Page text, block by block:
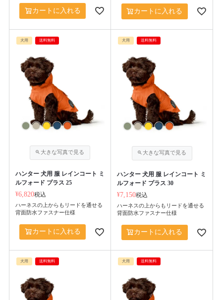
カートに入れる カートに入れる
犬用 送料無料
ハンター 犬用 服 レインコート ミ
ルフォード プラス 25
¥6,820税込
ハーネスの上からもリードを通せる
背面防水ファスナー仕様
カートに入れる
犬用 送料無料
ハンター 犬用 服 レインコート ミ
ルフォード プラス 30
¥7,150税込
ハーネスの上からもリードを通せる
背面防水ファスナー仕様
カートに入れる
犬用 送料無料 犬用 送料無料